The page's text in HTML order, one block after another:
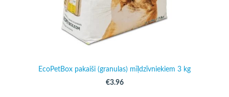
EcoPetBox pakaiši (granulas) mīļdzīvniekiem 3 kg
€3.96